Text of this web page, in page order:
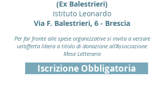
(Ex Balestrieri)
Istituto Leonardo
Via F. Balestrieri, 6 - Brescia
Per far fronte alle spese organizzative si invita a versare
un'offerta libera a titolo di donazione all'Associazione
Mese Letterario
Iscrizione Obbligatoria